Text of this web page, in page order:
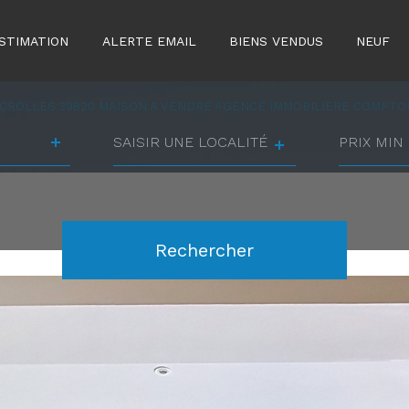
ALERTE EMAIL BIENS VENDUS NEUF
min
Rechercher
CROLLES 39820 MAISON A VENDRE AGENCE IMMOBILIERE